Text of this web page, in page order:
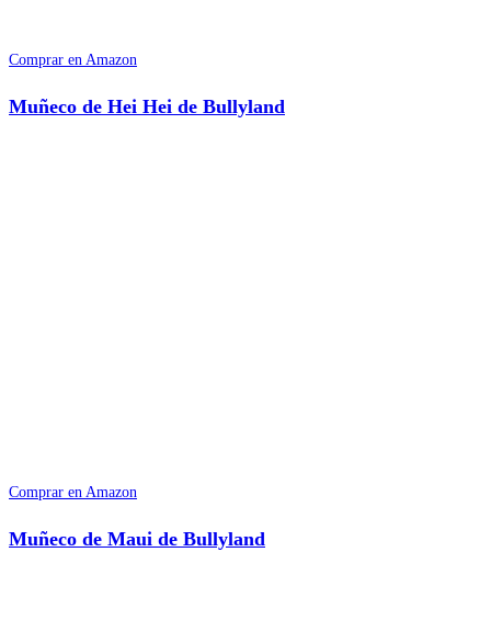
Comprar en Amazon
Muñeco de Hei Hei de Bullyland
Comprar en Amazon
Muñeco de Maui de Bullyland